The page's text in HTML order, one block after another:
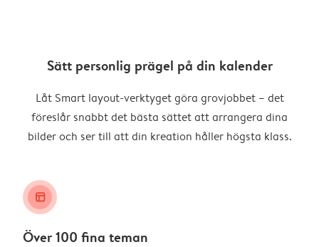
Sätt personlig prägel på din kalender
Låt Smart layout-verktyget göra grovjobbet – det
föreslår snabbt det bästa sättet att arrangera dina
bilder och ser till att din kreation håller högsta klass.
layout_alt
Över 100 fina teman